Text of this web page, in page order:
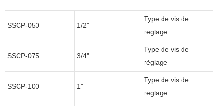
SSCP-050 1/2"
Type de vis de
réglage
SSCP-075 3/4"
Type de vis de
réglage
SSCP-100 1"
Type de vis de
réglage